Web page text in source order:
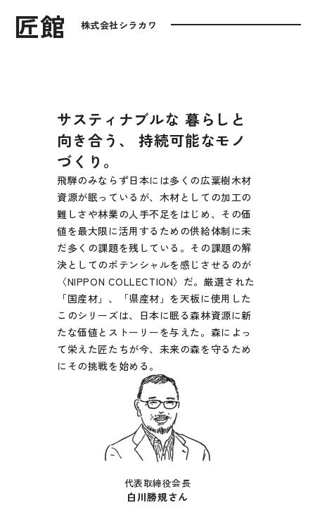
匠館 株式会社シラカワ
代表取締役会長
白川勝規さん
サスティナブルな 暮らしと
向き合う、 持続可能なモノ
づくり。
飛騨のみならず日本には多くの広葉樹木材
資源が眠っているが、木材としての加工の
難しさや林業の人手不足をはじめ、その価
値を最大限に活用するための供給体制に未
だ多くの課題を残している。その課題の解
決としてのポテンシャルを感じさせるのが
〈NIPPON COLLECTION〉だ。厳選された
「国産材」、「県産材」を天板に使用した
このシリーズは、日本に眠る森林資源に新
たな価値とストーリーを与えた。森によっ
て栄えた匠たちが今、未来の森を守るため
にその挑戦を始める。